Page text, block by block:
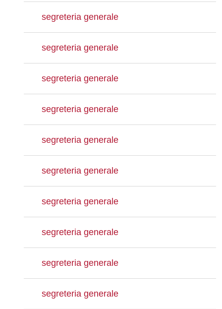
segreteria generale
segreteria generale
segreteria generale
segreteria generale
segreteria generale
segreteria generale
segreteria generale
segreteria generale
segreteria generale
segreteria generale